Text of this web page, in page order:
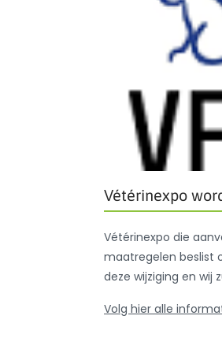
Vétérinexpo
Vétérinexpo die
maatregelen beslist
deze wijziging en wij
Volg hier alle